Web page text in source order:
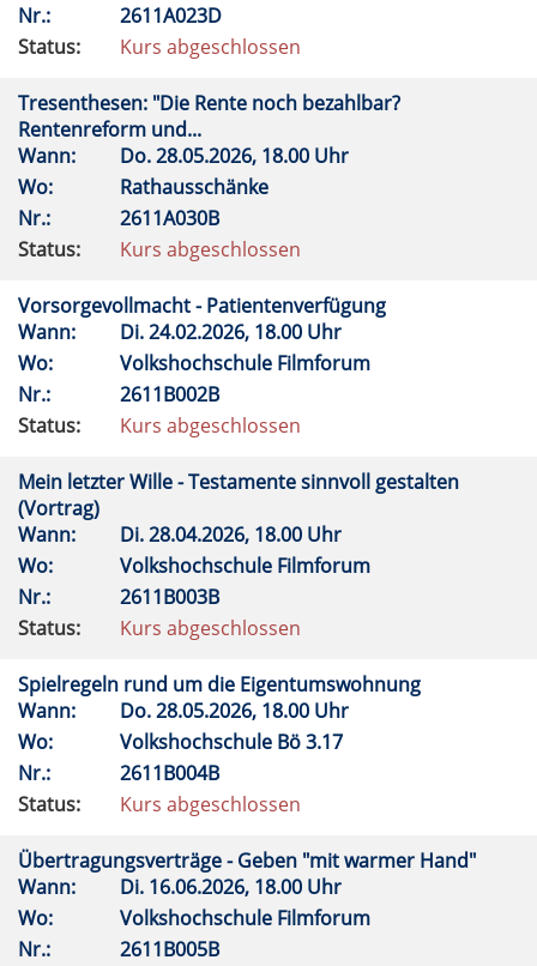
Nr.:
2611A023D
Status:
Kurs abgeschlossen
Tresenthesen: "Die Rente noch bezahlbar?
Rentenreform und...
Wann:
Do.28.05.2026, 18.00 Uhr
Wo:
Rathausschänke
Nr.:
2611A030B
Status:
Kurs abgeschlossen
Vorsorgevollmacht - Patientenverfügung
Wann:
Di.24.02.2026, 18.00 Uhr
Wo:
Volkshochschule Filmforum
Nr.:
2611B002B
Status:
Kurs abgeschlossen
Mein letzter Wille - Testamente sinnvoll gestalten
(Vortrag)
Wann:
Di.28.04.2026, 18.00 Uhr
Wo:
Volkshochschule Filmforum
Nr.:
2611B003B
Status:
Kurs abgeschlossen
Spielregeln rund um die Eigentumswohnung
Wann:
Do.28.05.2026, 18.00 Uhr
Wo:
Volkshochschule Bö 3.17
Nr.:
2611B004B
Status:
Kurs abgeschlossen
Übertragungsverträge - Geben "mit warmer Hand"
Wann:
Di. 16.06.2026, 18.00 Uhr
Wo:
Volkshochschule Filmforum
Nr.:
2611B005B